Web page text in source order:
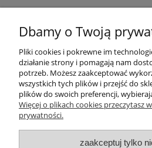
(sprzedawaną także osobno). W
dostępne są pliki audio.
O nas
Płatności i
Moje konto
Dbamy o Twoją
Pliki cookies i pokrewne im
działanie strony i pomagają nam
potrzeb. Możesz zaakceptować
wszystkich tych plików i przejść do
plików do swoich preferencji,
Więcej o plikach cookies przeczytasz
prywatności.
zaakceptuj tylko